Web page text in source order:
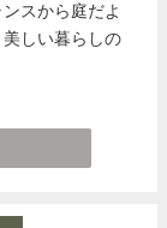
スから庭だよ
しい暮らしの